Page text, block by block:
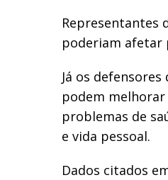
Representantes
poderiam afetar
Já os
podem
problemas de
e vida pessoal.
Dados citados